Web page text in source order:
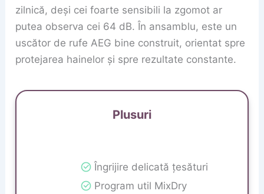
zilnică, deși cei foarte sensibili la zgomot ar
putea observa cei 64 dB. În ansamblu, este un
uscător de rufe AEG bine construit, orientat spre
protejarea hainelor și spre rezultate constante.
Plusuri
Îngrijire delicată țesături
Program util MixDry